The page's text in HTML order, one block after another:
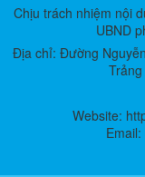
Chịu trách nhiệm nội
UBND
Địa chỉ: Đường
Website: